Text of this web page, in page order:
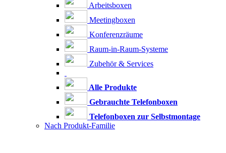
Arbeitsboxen
Meetingboxen
Konferenzräume
Raum-in-Raum-Systeme
Zubehör & Services
Alle Produkte
Gebrauchte Telefonboxen
Telefonboxen zur Selbstmontage
Nach Produkt-Familie